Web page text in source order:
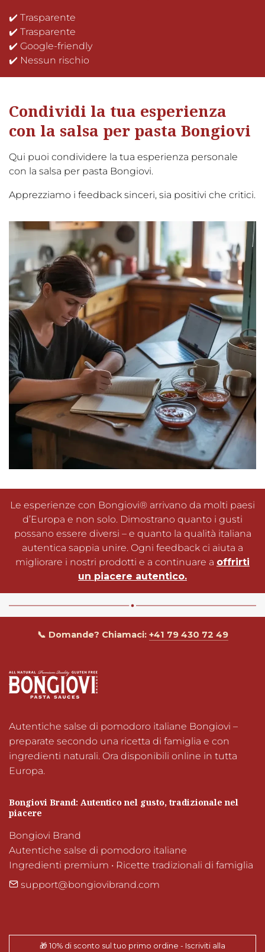
✔️ Trasparente
✔️ Trasparente
✔️ Google-friendly
✔️ Nessun rischio
Condividi la tua esperienza
con la salsa per pasta Bongiovi
Qui puoi condividere la tua esperienza personale
con la salsa per pasta Bongiovi.
Apprezziamo i feedback sinceri, sia positivi che critici.
Le esperienze con Bongiovi® arrivano da molti paesi
d’Europa e non solo. Dimostrano quanto i gusti
possano essere diversi – e quanto la qualità italiana
autentica sappia unire. Ogni feedback ci aiuta a
migliorare i nostri prodotti e a continuare a offrirti
un piacere autentico.
📞 Domande? Chiamaci: +41 79 430 72 49
Autentiche salse di pomodoro italiane Bongiovi –
preparate secondo una ricetta di famiglia e con
ingredienti naturali. Ora disponibili online in tutta
Europa.
Bongiovi Brand: Autentico nel gusto, tradizionale nel
piacere
Bongiovi Brand
Autentiche salse di pomodoro italiane
Ingredienti premium • Ricette tradizionali di famiglia
support@bongiovibrand.com
🎁 10% di sconto sul tuo primo ordine - Iscriviti alla